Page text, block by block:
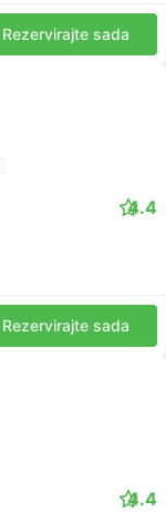
Rezervirajte sada
4.4
Rezervirajte sada
4.4